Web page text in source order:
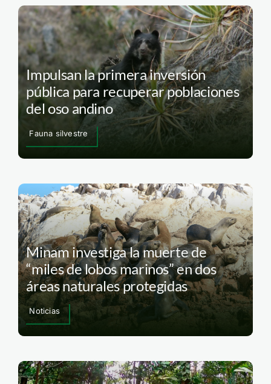
Impulsan la primera inversión
pública para recuperar poblaciones
del oso andino
Fauna silvestre
Minam investiga la muerte de
“miles de lobos marinos” en dos
áreas naturales protegidas
Noticias